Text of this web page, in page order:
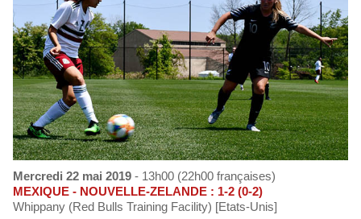
Mercredi 22 mai 2019 - 13h00 (22h00 françaises)
MEXIQUE - NOUVELLE-ZELANDE : 1-2 (0-2)
Whippany (Red Bulls Training Facility) [Etats-Unis]